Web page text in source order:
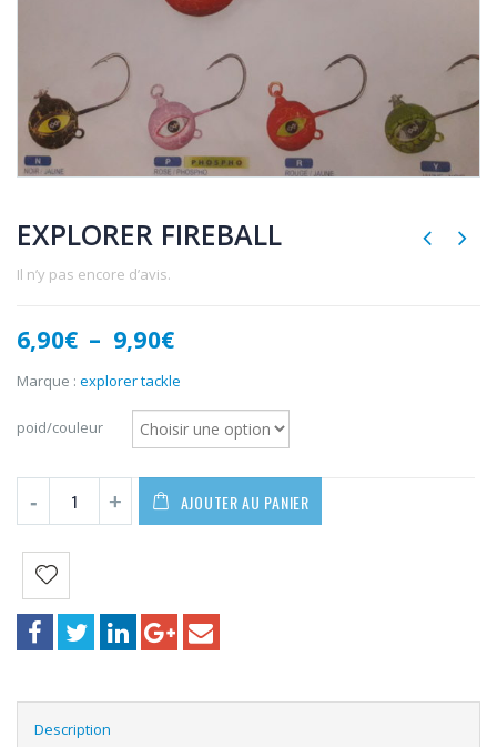
EXPLORER FIREBALL
Il n’y pas encore d’avis.
6,90€ – 9,90€Plage
prix :
6,90€
à
9,90€
Marque : explorer tackle
poid/couleur
AJOUTER AU PANIER
Description